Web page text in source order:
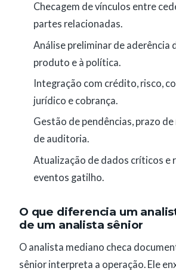
Checagem de vínculos entre
partes relacionadas.
Análise preliminar de aderência
produto e à política.
Integração com crédito, risco,
jurídico e cobrança.
Gestão de pendências, prazo
de auditoria.
Atualização de dados críticos e
eventos gatilho.
O que diferencia um
de um analista sênior
O analista mediano checa
sênior interpreta a operação. Ele